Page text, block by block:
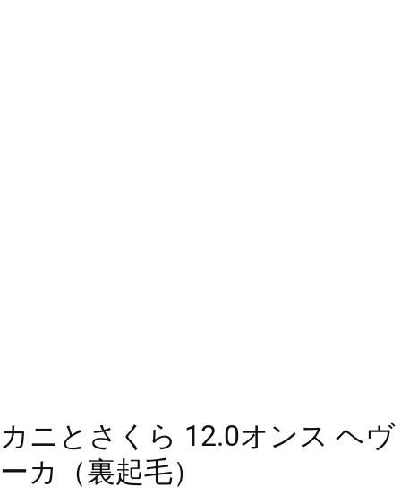
カニとさくら 12.0オンス ヘ
ーカ（裏起毛）